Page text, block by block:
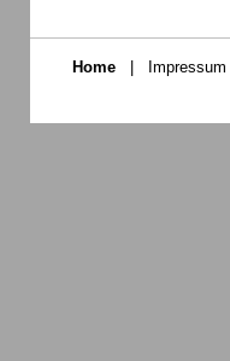
Home Impressum